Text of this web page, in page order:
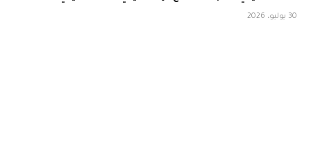
30 يوليو، 2026